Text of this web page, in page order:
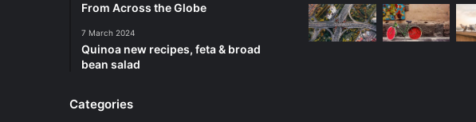
From Across the Globe
7 March 2024
Quinoa new recipes, feta & broad
bean salad
Categories